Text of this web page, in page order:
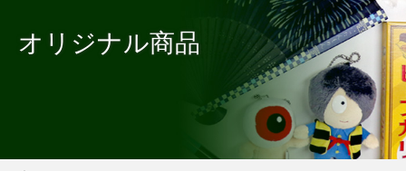
オリジナル商品